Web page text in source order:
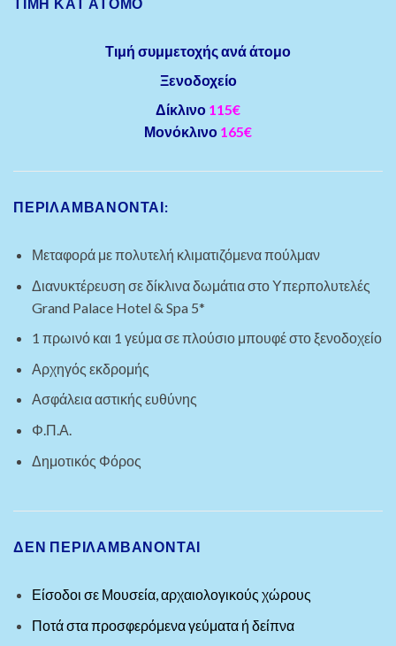
Τιμή συμμετοχής ανά άτομο
Ξενοδοχείο
Δίκλινο 115€
Μονόκλινο 165€
ΠΕΡΙΛΑΜΒΆΝΟΝΤΑΙ:
Μεταφορά με πολυτελή κλιματιζόμενα πούλμαν
Διανυκτέρευση σε δίκλινα δωμάτια στο Υπερπολυτελές
Grand Palace Hotel & Spa 5*
1 πρωινό και 1 γεύμα σε πλούσιο μπουφέ στο ξενοδοχείο
Αρχηγός εκδρομής
Ασφάλεια αστικής ευθύνης
Φ.Π.Α.
Δημοτικός Φόρος
ΔΕΝ ΠΕΡΙΛΑΜΒΑΝΟΝΤΑΙ
Είσοδοι σε Μουσεία, αρχαιολογικούς χώρους
Ποτά στα προσφερόμενα γεύματα ή δείπνα